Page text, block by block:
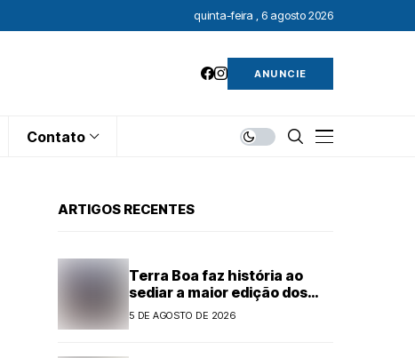
quinta-feira , 6 agosto 2026
ANUNCIE
Contato
ARTIGOS RECENTES
Terra Boa faz história ao
sediar a maior edição dos
Jogos 60+
5 DE AGOSTO DE 2026